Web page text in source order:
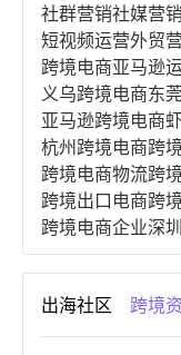
社群营销社媒营销
短视频运营外贸
跨境电商亚马逊
义乌跨境电商东
亚马逊跨境电商
杭州跨境电商跨
跨境电商物流跨
跨境出口电商跨
跨境电商企业深
进口跨境电商跨
跨境电商市场跨
跨境电商开店跨
跨境电商商品个
出海社区 跨境